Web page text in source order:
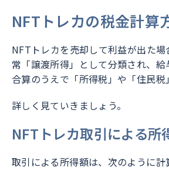
NFTトレカの税金計算
NFTトレカを売却して利益が出た
常「譲渡所得」として分類され、給
合算のうえで「所得税」や「住民税
詳しく見ていきましょう。
NFTトレカ取引による所
取引による所得額は、次のように計